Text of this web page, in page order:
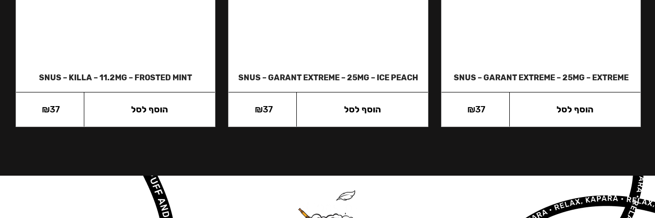
SNUS – GARANT EXTREME – 25MG – EXTREME
₪37 הוסף לסל
SNUS – GARANT EXTREME – 25MG – ICE PEACH
₪37 הוסף לסל
SNUS – KILLA – 11.2MG – FROSTED MINT
₪37 הוסף לסל